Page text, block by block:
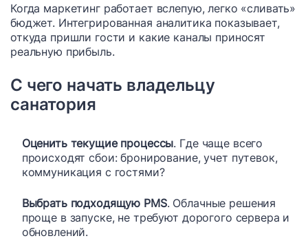
Когда маркетинг работает вслепую, легко «сливать»
бюджет. Интегрированная аналитика показывает,
откуда пришли гости и какие каналы приносят
реальную прибыль.
С чего начать владельцу
санатория
Оценить текущие процессы. Где чаще всего
происходят сбои: бронирование, учет путевок,
коммуникация с гостями?
Выбрать подходящую PMS. Облачные решения
проще в запуске, не требуют дорогого сервера и
обновлений.